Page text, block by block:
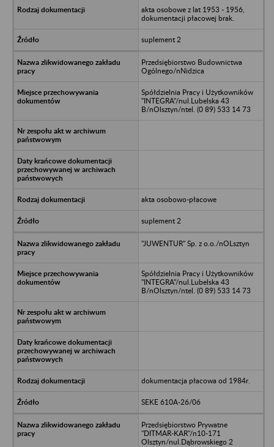
akta osobowe z lat 1953 - 1956,
dokumentacji płacowej brak.
suplement 2
Przedsiębiorstwo Budownictwa
Ogólnego/nNidzica
Spółdzielnia Pracy i Użytkowników
"INTEGRA"/nul.Lubelska 43
B/nOlsztyn/ntel. (0 89) 533 14 73
akta osobowo-płacowe
suplement 2
"JUWENTUR" Sp. z o.o./nOLsztyn
Spółdzielnia Pracy i Użytkowników
"INTEGRA"/nul.Lubelska 43
B/nOlsztyn/ntel. (0 89) 533 14 73
dokumentacja płacowa od 1984r.
SEKE 610A-26/06
Przedsiębiorstwo Prywatne
"DITMAR-KAR"/n10-171
Olsztyn/nul.Dąbrowskiego 2